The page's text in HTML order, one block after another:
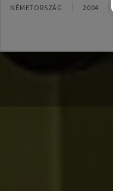
NÉMETORSZÁG 2004